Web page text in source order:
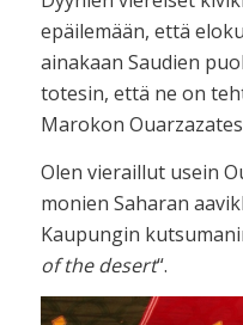
epäilemään, että
ainakaan Saudien
totesin, että ne on
Marokon
Olen vieraillut usein
monien Saharan
Kaupungin
of the desert“.